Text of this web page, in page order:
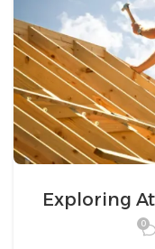
Exploring
0